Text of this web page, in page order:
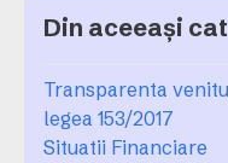
Din aceeași
Transparenta
legea 153/2017
Situatii Financiare